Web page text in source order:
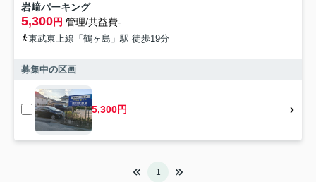
岩﨑パーキング
5,300円 管理/共益費-
東武東上線「鶴ヶ島」駅 徒歩19分
募集中の区画
5,300円
1